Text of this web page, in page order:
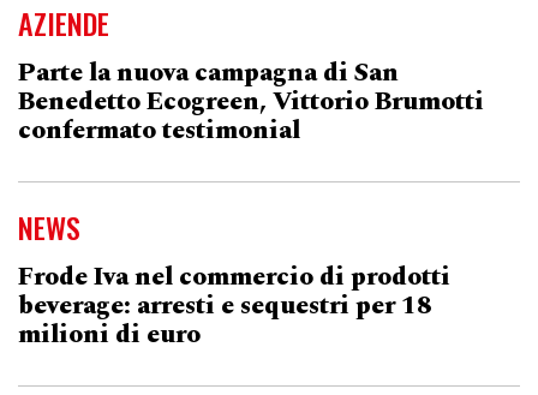
AZIENDE
Parte la nuova campagna di San
Benedetto Ecogreen, Vittorio Brumotti
confermato testimonial
NEWS
Frode Iva nel commercio di prodotti
beverage: arresti e sequestri per 18
milioni di euro